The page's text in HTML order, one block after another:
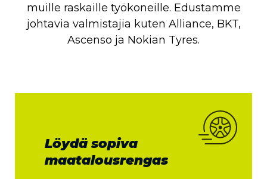
muille raskaille työkoneille. Edustamme
johtavia valmistajia kuten Alliance, BKT,
Ascenso ja Nokian Tyres.
Löydä sopiva
maatalousrengas